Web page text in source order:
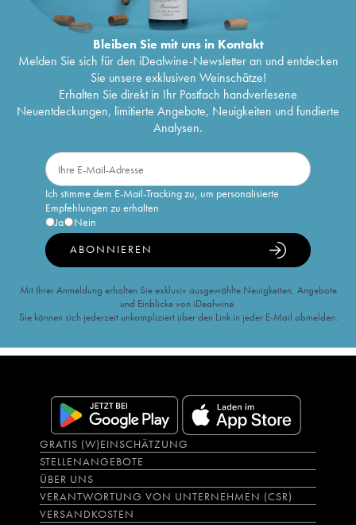
Bleiben Sie mit uns in Kontakt
Melden Sie sich für den iDealwine-Newsletter an und entdecken
Sie unsere exklusiven Weinschätze!
Erhalten Sie direkt in Ihr Postfach handverlesene
Neuentdeckungen, limitierte Angebote, Neuigkeiten und fundierte
Analysen.
Ich stimme dem E-Mail-Tracking zu, um personalisierte
Empfehlungen zu erhalten
Ja
Nein
ABONNIEREN
Mit Ihrer Anmeldung erhalten Sie exklusiv ausgewählte Neuigkeiten, Angebote
und Einblicke von iDealwine.
Sie können sich jederzeit unkompliziert über den Link in jeder E-Mail abmelden.
GRATIS (W)EINSCHÄTZUNG
STELLENANGEBOTE
ÜBER UNS
VERANTWORTUNG VON UNTERNEHMEN (CSR)
VERSANDKOSTEN